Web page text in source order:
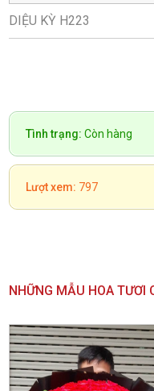
DIỆU KỲ H223
Tình trạng: Còn hàng
Lượt xem: 797
NHỮNG MẪU HOA TƯƠI